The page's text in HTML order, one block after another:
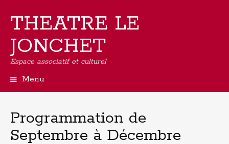
THEATRE LE
JONCHET
Espace associatif et culturel
Menu
principal
Programmation de
Septembre à Décembre